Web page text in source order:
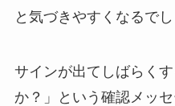
と気づきやすくなるでし
サインが出てしばらく
か？」という確認メッ